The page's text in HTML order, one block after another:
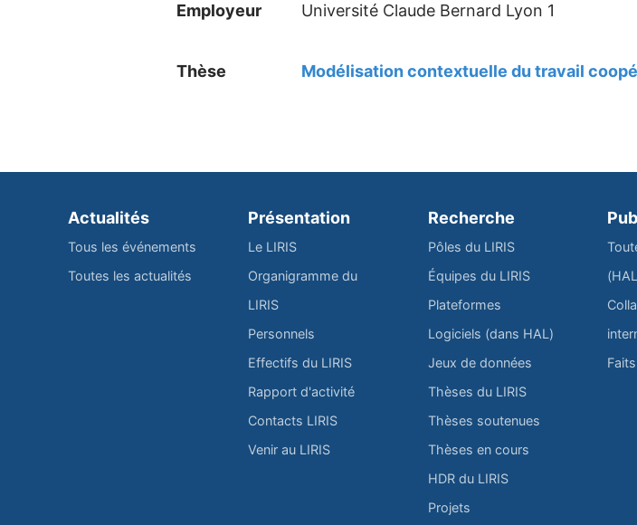
Employeur Université Claude Bernard Lyon 1
Thèse Modélisation contextuelle du travail
Actualités
Tous les événements
Toutes les actualités
Présentation
Le LIRIS
Organigramme du
LIRIS
Personnels
Effectifs du LIRIS
Rapport d'activité
Contacts LIRIS
Venir au LIRIS
Recherche
Pôles du LIRIS
Équipes du LIRIS
Plateformes
Logiciels (dans HAL)
Jeux de données
Thèses du LIRIS
Thèses soutenues
Thèses en cours
HDR du LIRIS
Projets